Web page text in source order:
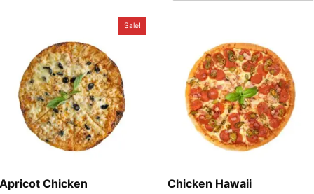
Sale!
Apricot Chicken Chicken Hawaii